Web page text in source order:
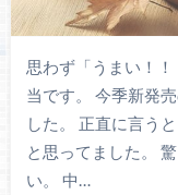
思わず「うまい！
当です。 今季新発
した。 正直に言う
と思ってました。
い。 中…